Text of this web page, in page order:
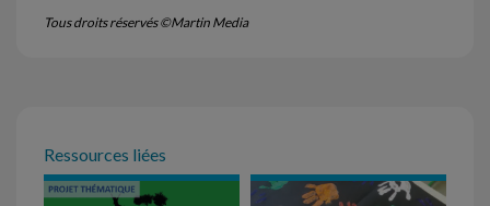
Tous droits réservés ©Martin Media
Ressources liées